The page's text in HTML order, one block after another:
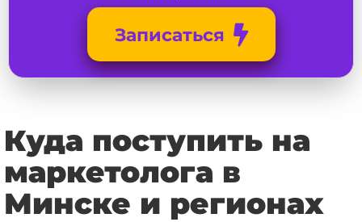
Записаться
Куда поступить на
маркетолога в
Минске и регионах